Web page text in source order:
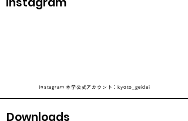
Instagram 本学公式アカウント：kyoto_geidai
Downloads